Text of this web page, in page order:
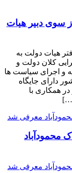
سوی دبیر هیات
هیات دولت به
کلان دولت و
و اجرای سیاست ها
دارای جایگاه
همکاری با
[…]
محمودآباد